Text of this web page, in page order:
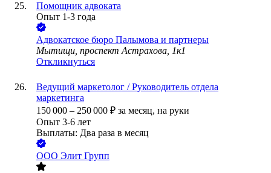
Помощник адвоката
Опыт 1-3 года
Адвокатское бюро Палымова и партнеры
Мытищи, проспект Астрахова, 1к1
Откликнуться
Ведущий маркетолог / Руководитель отдела
маркетинга
150 000 – 250 000 ₽ за месяц, на руки
Опыт 3-6 лет
Выплаты: Два раза в месяц
ООО Элит Групп